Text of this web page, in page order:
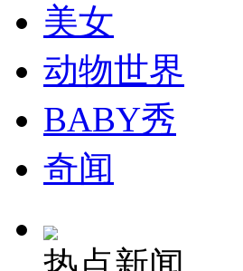
安徽一实载49人客车翻车
消防员救轻生者 花炮节热闹非凡
美女
动物世界
BABY秀
奇闻